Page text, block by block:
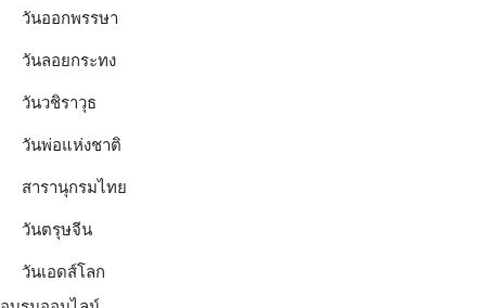
วันออกพรรษา
วันลอยกระทง
วันวชิราวุธ
วันพ่อแห่งชาติ
สารานุกรมไทย
วันตรุษจีน
วันเอดส์โลก